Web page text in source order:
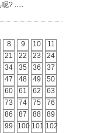
? .....
8 9 10
11
21 22 23
24
34 35 36
37
47 48 49
50
60 61 62
63
73 74 75
76
86 87 88
89
99 100 101 102